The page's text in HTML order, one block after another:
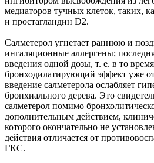
медиаторов тучных клеток, таких,
и простагландин D2.
Салметерол угнетает раннюю и
ингаляционные аллергены;
введения одной дозы, т. е. в то
бронходилатирующий эффект уже
введение салметерола ослабляет
бронхиального дерева. Это
салметерол помимо
дополнительным действием,
которого окончательно не
действия отличается от
ГКС.